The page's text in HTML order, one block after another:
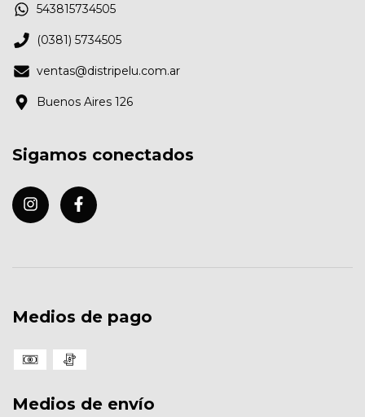
543815734505
(0381) 5734505
ventas@distripelu.com.ar
Buenos Aires 126
Sigamos conectados
Medios de pago
Medios de envío